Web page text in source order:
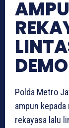
Polda Metro
ampun
rekayasa lalu